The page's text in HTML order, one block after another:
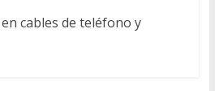
en cables de teléfono y